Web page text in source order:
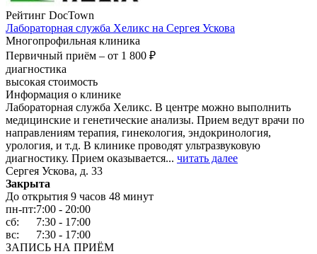
Рейтинг DocTown
Лабораторная служба Хеликс на Сергея Ускова
Многопрофильная клиника
Первичный приём – от 1 800 ₽
диагностика
высокая стоимость
Информация о клинике
Лабораторная служба Хеликс. В центре можно выполнить
медицинские и генетические анализы. Прием ведут врачи по
направлениям терапия, гинекология, эндокринология,
урология, и т.д. В клинике проводят ультразвуковую
диагностику. Прием оказывается... читать далее
Сергея Ускова, д. 33
Закрыта
До открытия 9 часов 48 минут
пн-пт:7:00 - 20:00
сб:
7:30 - 17:00
вс:
7:30 - 17:00
ЗАПИСЬ НА ПРИЁМ